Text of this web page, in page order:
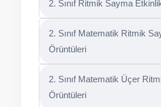
2. Sınıf Ritmik Sayma
2. Sınıf Matematik Ritmik
Örüntüleri
2. Sınıf Matematik Üçer
Örüntüleri